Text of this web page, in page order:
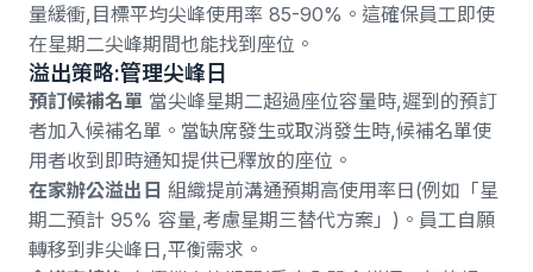
量緩衝,目標平均尖峰使用率 85-90% 。這確保員工即使
在星期二尖峰期間也能找到座位。
溢出策略:管理尖峰日
預訂候補名單 當尖峰星期二超過座位容量時,遲到的預訂
者加入候補名單。當缺席發生或取消發生時,候補名單使
用者收到即時通知提供已釋放的座位。
在家辦公溢出日 組織提前溝通預期高使用率日(例如「星
期二預計 95% 容量,考慮星期三替代方案」)。員工自願
轉移到非尖峰日,平衡需求。